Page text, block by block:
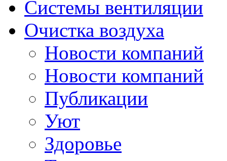
Системы вентиляции
Очистка воздуха
Новости компаний
Новости компаний
Публикации
Уют
Здоровье